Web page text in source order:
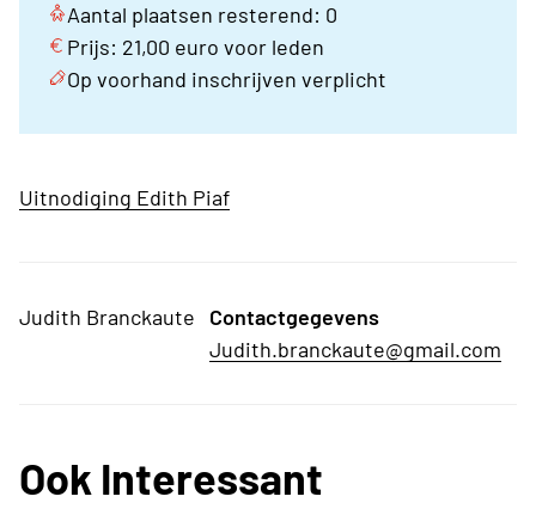
Aantal plaatsen resterend: 0
Prijs: 21,00 euro voor leden
Op voorhand inschrijven verplicht
Uitnodiging Edith Piaf
Judith Branckaute
Contactgegevens
Judith.branckaute@gmail.com
Ook Interessant